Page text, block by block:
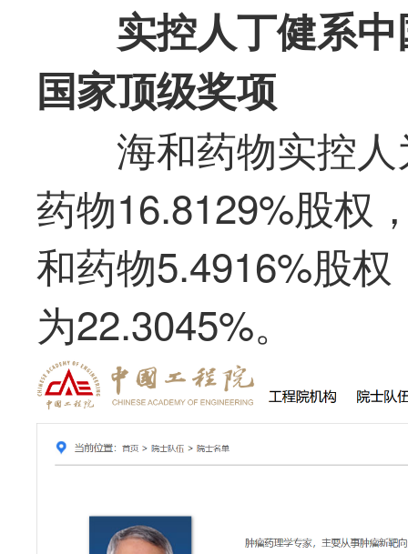
实控人丁健系
国家顶级奖项
海和药物实控
药物16.8129%股权
和药物5.4916%股
为22.3045%。